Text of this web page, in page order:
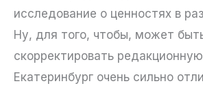
исследование о ценностях в
Ну, для того, чтобы, может
скорректировать
Екатеринбург очень сильно